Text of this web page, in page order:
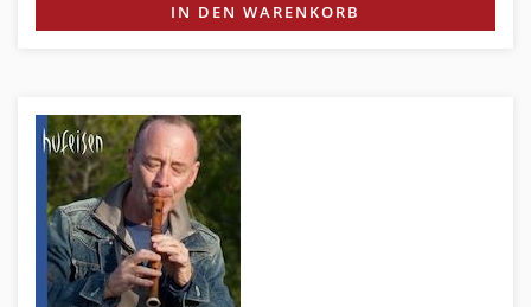
IN DEN WARENKORB